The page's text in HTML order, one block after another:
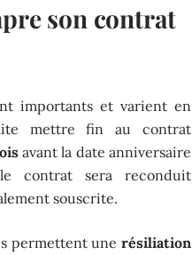
son contrat
importants et varient en
mettre fin au contrat
avant la date anniversaire
contrat sera reconduit
souscrite.
permettent une résiliation